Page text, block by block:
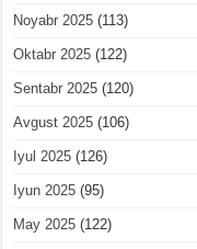
Noyabr 2025 (113)
Oktabr 2025 (122)
Sentabr 2025 (120)
Avgust 2025 (106)
Iyul 2025 (126)
Iyun 2025 (95)
May 2025 (122)